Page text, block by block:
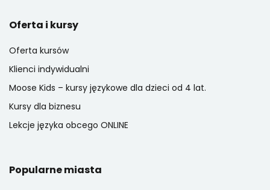
Oferta i kursy
Oferta kursów
Klienci indywidualni
Moose Kids – kursy językowe dla dzieci od 4 lat.
Kursy dla biznesu
Lekcje języka obcego ONLINE
Popularne miasta